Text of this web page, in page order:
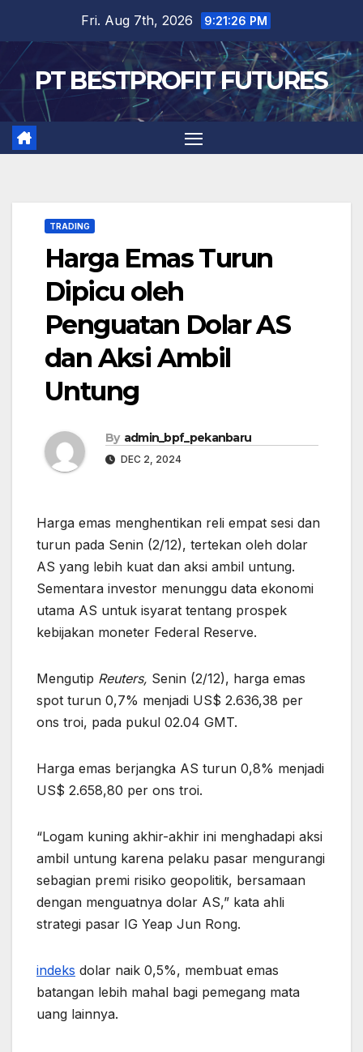
content
Fri. Aug 7th, 2026 9:21:26 PM
PT BESTPROFIT FUTURES
TRADING
Harga Emas Turun
Dipicu oleh
Penguatan Dolar AS
dan Aksi Ambil
Untung
By admin_bpf_pekanbaru
DEC 2, 2024
Harga emas menghentikan reli empat sesi dan
turun pada Senin (2/12), tertekan oleh dolar
AS yang lebih kuat dan aksi ambil untung.
Sementara investor menunggu data ekonomi
utama AS untuk isyarat tentang prospek
kebijakan moneter Federal Reserve.
Mengutip Reuters, Senin (2/12), harga emas
spot turun 0,7% menjadi US$ 2.636,38 per
ons troi, pada pukul 02.04 GMT.
Harga emas berjangka AS turun 0,8% menjadi
US$ 2.658,80 per ons troi.
“Logam kuning akhir-akhir ini menghadapi aksi
ambil untung karena pelaku pasar mengurangi
sebagian premi risiko geopolitik, bersamaan
dengan menguatnya dolar AS,” kata ahli
strategi pasar IG Yeap Jun Rong.
indeks dolar naik 0,5%, membuat emas
batangan lebih mahal bagi pemegang mata
uang lainnya.